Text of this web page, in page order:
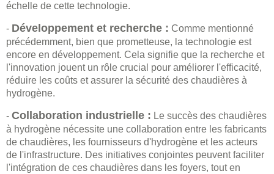
échelle de cette technologie.
- Développement et recherche : Comme mentionné
précédemment, bien que prometteuse, la technologie est
encore en développement. Cela signifie que la recherche et
l'innovation jouent un rôle crucial pour améliorer l'efficacité,
réduire les coûts et assurer la sécurité des chaudières à
hydrogène.
- Collaboration industrielle : Le succès des chaudières
à hydrogène nécessite une collaboration entre les fabricants
de chaudières, les fournisseurs d'hydrogène et les acteurs
de l'infrastructure. Des initiatives conjointes peuvent faciliter
l'intégration de ces chaudières dans les foyers, tout en